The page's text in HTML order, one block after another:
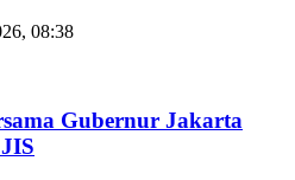
08:38
Gubernur Jakarta